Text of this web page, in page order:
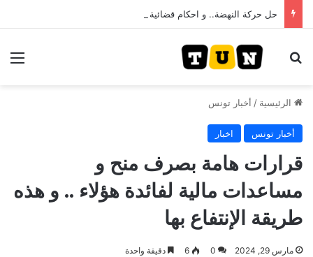
بحث عن
الرئيسية / أخبار تونس
أخبار تونس اخبار
قرارات هامة بصرف منح و
مساعدات مالية لفائدة هؤلاء .. و هذه
طريقة الإنتفاع بها
مارس 29, 2024 0
6 دقيقة واحدة